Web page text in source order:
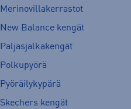
Merinovillakerrastot
New Balance kengät
Paljasjalkakengät
Polkupyörä
Pyöräilykypärä
Skechers kengät